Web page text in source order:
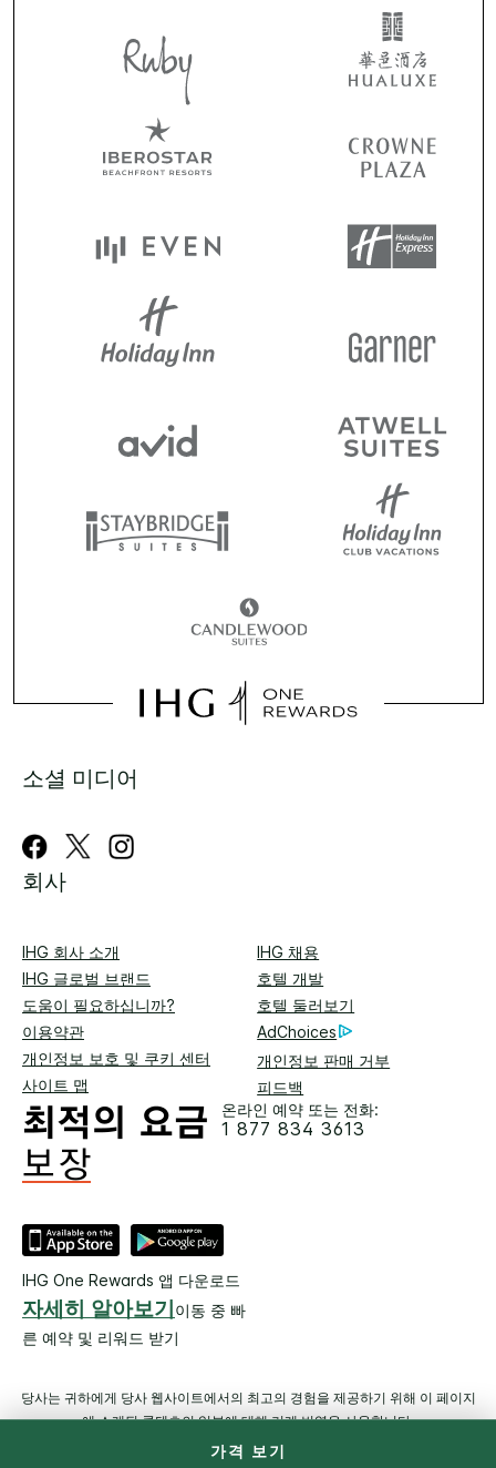
가격 보기
소셜 미디어
회사
IHG 회사 소개
IHG 채용
IHG 글로벌 브랜드
호텔 개발
도움이 필요하십니까?
호텔 둘러보기
이용약관
AdChoices
개인정보 보호 및 쿠키 센터
개인정보 판매 거부
사이트 맵
피드백
온라인 예약 또는 전화:
1 877 834 3613
IHG One Rewards 앱 다운로드
자세히 알아보기 이동 중 빠
른 예약 및 리워드 받기
당사는 귀하에게 당사 웹사이트에서의 최고의 경험을 제공하기 위해 이 페이지
에 소개된 콘텐츠의 일부에 대해 기계 번역을 사용합니다.